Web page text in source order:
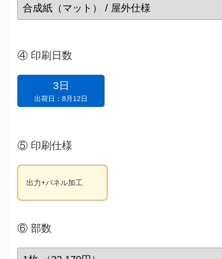
④ 印刷日数
3日
出荷日：8月12日
⑤ 印刷仕様
出力+パネル加工
⑥ 部数